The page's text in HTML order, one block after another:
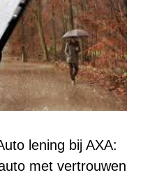
lening bij AXA:
met vertrouwen